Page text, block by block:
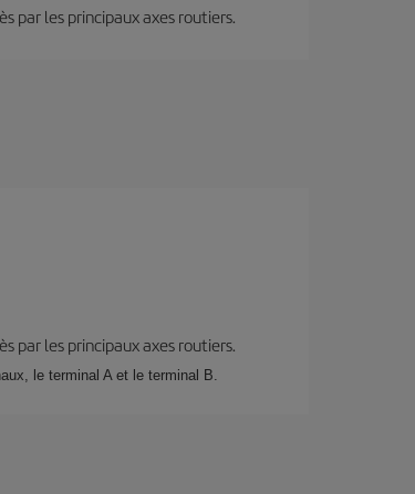
par les principaux axes routiers.
par les principaux axes routiers.
le terminal A et le terminal B.